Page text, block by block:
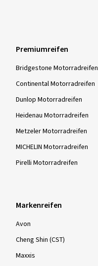
Premiumreifen
Bridgestone Motorradreifen
Continental Motorradreifen
Dunlop Motorradreifen
Heidenau Motorradreifen
Metzeler Motorradreifen
MICHELIN Motorradreifen
Pirelli Motorradreifen
Markenreifen
Avon
Cheng Shin (CST)
Maxxis